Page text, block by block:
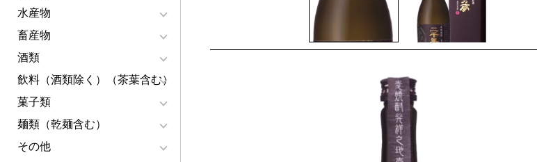
水産物
畜産物
酒類
飲料（酒類除く）（茶葉含む）
菓子類
麺類（乾麺含む）
その他